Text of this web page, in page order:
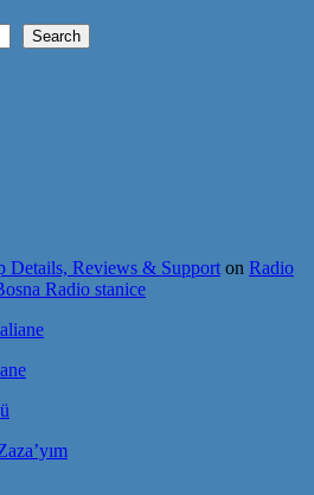
Search
Details, Reviews & Support on Radio
Radio stanice